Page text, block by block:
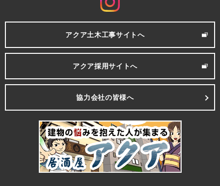
アクア土木工事サイトへ
アクア採用サイトへ
協力会社の皆様へ